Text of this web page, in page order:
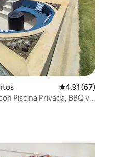
Calificación
4.91 (67)
Piscina Privada, BBQ y